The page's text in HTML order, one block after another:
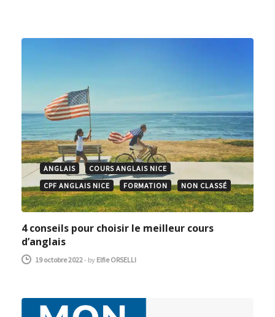
ANGLAIS
COURS ANGLAIS NICE
CPF ANGLAIS NICE
FORMATION NON CLASSÉ
4 conseils pour choisir le meilleur cours
d’anglais
19 octobre 2022- by Elfie ORSELLI